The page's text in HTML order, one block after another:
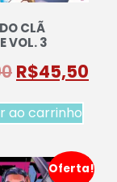
CLÃ
VOL. 3
R$45,50
ao carrinho
Oferta!